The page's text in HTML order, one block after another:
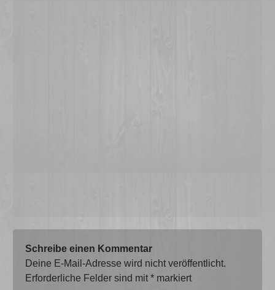
Schreibe einen Kommentar
Deine E-Mail-Adresse wird nicht veröffentlicht.
Erforderliche Felder sind mit* markiert